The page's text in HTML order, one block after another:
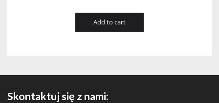
Add to cart
Skontaktuj się z nami: